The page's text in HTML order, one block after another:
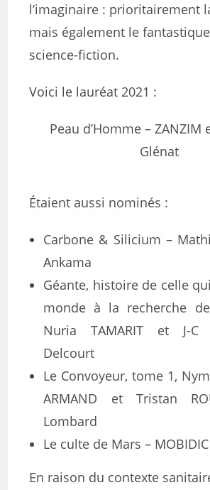
l’imaginaire : prioritairement
mais également le
science-fiction.
Voici le lauréat 2021 :
Peau d’Homme – ZANZIM
Glénat
Étaient aussi nominés :
Carbone & Silicium –
Ankama
Géante, histoire de celle
monde à la recherche
Nuria TAMARIT et J-C
Delcourt
Le Convoyeur, tome 1,
ARMAND et Tristan
Lombard
Le culte de Mars –
En raison du contexte